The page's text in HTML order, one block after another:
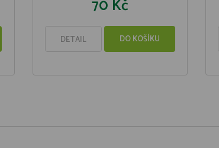
70 Kč
DETAIL DO KOŠÍKU